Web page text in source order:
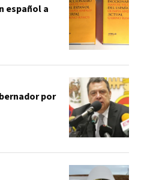
español a
por